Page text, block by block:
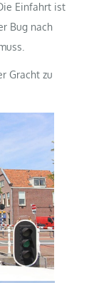
Einfahrt ist
Bug nach
Gracht zu